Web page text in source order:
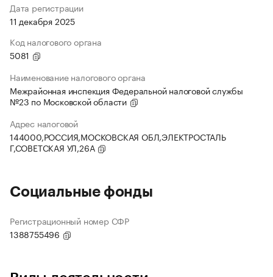
Дата регистрации
11 декабря 2025
Код налогового органа
5081
Наименование налогового органа
Межрайонная инспекция Федеральной налоговой службы
№23 по Московской области
Адрес налоговой
144000,РОССИЯ,МОСКОВСКАЯ ОБЛ,ЭЛЕКТРОСТАЛЬ
Г,СОВЕТСКАЯ УЛ,26А
Социальные фонды
Регистрационный номер СФР
1388755496